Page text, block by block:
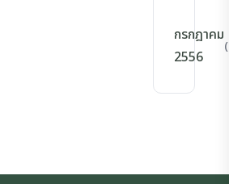
กรกฎาคม
2556